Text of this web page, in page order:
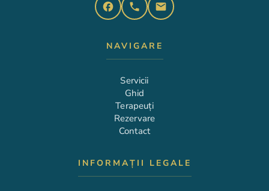
facebook phone email
NAVIGARE
Servicii
Ghid
Terapeuți
Rezervare
Contact
INFORMAȚII LEGALE